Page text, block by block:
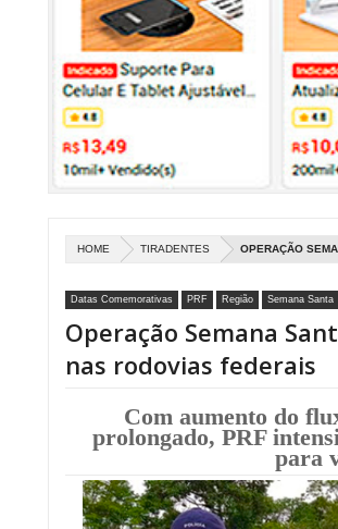
HOME TIRADENTES OPERAÇÃO
Datas Comemorativas PRF Região Semana Santa
Operação Semana
nas rodovias federais
Com aumento do
prolongado, PRF
para